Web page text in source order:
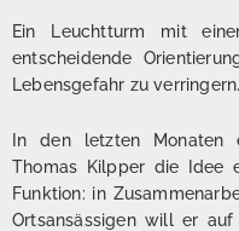
Ein Leuchtturm mit
entscheidende
Lebensgefahr zu verringern.
In den letzten Monaten
Thomas Kilpper die Idee
Funktion: in
Ortsansässigen will er